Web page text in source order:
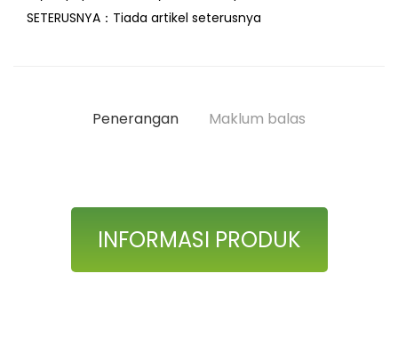
SETERUSNYA： Tiada artikel seterusnya
Penerangan Maklum balas
INFORMASI PRODUK